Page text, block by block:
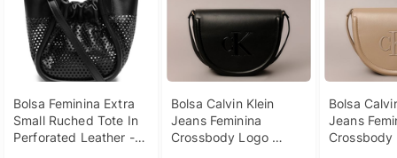
Bolsa Feminina Extra
Small Ruched Tote In
Perforated Leather -
Bolsa Calvin Klein
Jeans Feminina
Crossbody Logo
Bolsa
Jeans
Crossbody